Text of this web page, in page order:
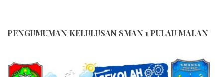
PENGUMUMAN KELULUSAN SMAN 1 PULAU MALAN